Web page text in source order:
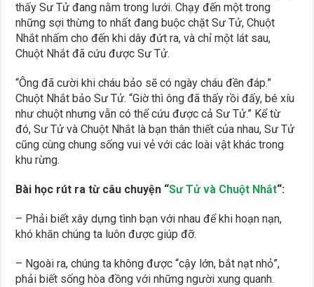
thấy Sư Tử đang nằm trong lưới. Chạy đến một trong
những sợi thừng to nhất đang buộc chặt Sư Tử, Chuột
Nhắt nhấm cho đến khi dây đứt ra, và chỉ một lát sau,
Chuột Nhắt đã cứu được Sư Tử.
“Ông đã cười khi cháu bảo sẽ có ngày cháu đền đáp.”
Chuột Nhắt bảo Sư Tử. “Giờ thì ông đã thấy rồi đấy, bé xíu
như chuột nhưng vẫn có thể cứu được cả Sư Tử.” Kể từ
đó, Sư Tử và Chuột Nhắt là bạn thân thiết của nhau, Sư Tử
cũng cùng chung sống vui vẻ với các loài vật khác trong
khu rừng.
Bài học rút ra từ câu chuyện “Sư Tử và Chuột Nhắt“:
– Phải biết xây dựng tình bạn với nhau để khi hoạn nạn,
khó khăn chúng ta luôn được giúp đỡ.
– Ngoài ra, chúng ta không được “cậy lớn, bắt nạt nhỏ”,
phải biết sống hòa đồng với những người xung quanh.